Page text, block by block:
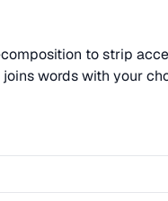
to strip
joins words with your